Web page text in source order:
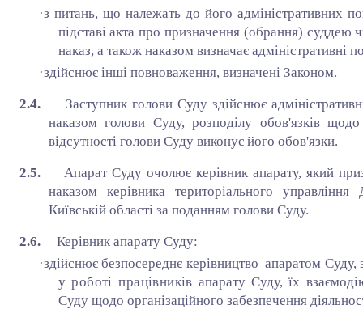
·з питань, що належать до його адміністративних
підставі акта про призначення (обрання) суддею
наказ, а також наказом визначає адміністративні
·здійснює інші повноваження, визначені Законом.
2.4. Заступник голови Суду здійснює
наказом голови Суду, розподілу обов'язків
відсутності голови Суду виконує його обов'язки.
2.5.Апарат Суду очолює керівник апарату, який
наказом керівника територіального
Київській області за поданням голови Суду.
2.6. Керівник апарату Суду:
·здійснює безпосереднє керівництво апаратом Суду,
у роботі працівниківапарату Суду, їх
Суду щодо організаційного забезпечення